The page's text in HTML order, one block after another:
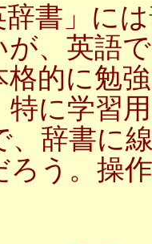
辞書」に
が、英語
格的に勉
特に学習
、辞書に
ろう。操